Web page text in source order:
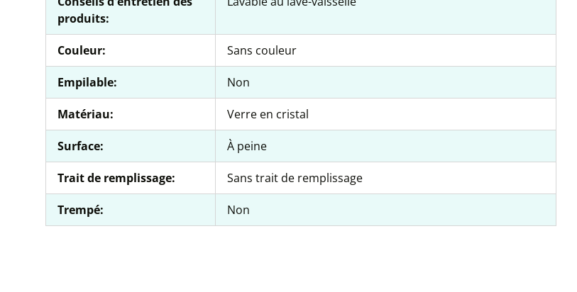
produits:
Couleur: Sans couleur
Empilable: Non
Matériau: Verre en cristal
Surface: À peine
Trait de remplissage: Sans trait de remplissage
Trempé: Non